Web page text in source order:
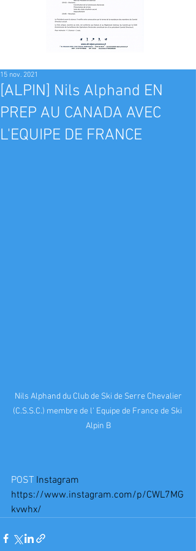
[ALPIN] Nils Alphand EN
PREP AU CANADA AVEC
L'EQUIPE DE FRANCE
15 nov. 2021
(C.S.S.C.) membre de l' Equipe de France de Ski
Alpin B
POST Instagram
https://www.instagram.com/p/CWL7MG
kvwhx/